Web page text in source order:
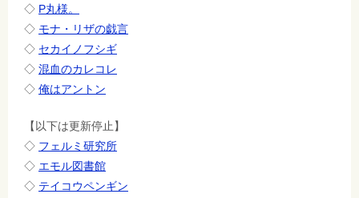
◇ P丸様。
◇ モナ・リザの戯言
◇ セカイノフシギ
◇ 混血のカレコレ
◇ 俺はアントン
【以下は更新停止】
◇ フェルミ研究所
◇ エモル図書館
◇ テイコウペンギン